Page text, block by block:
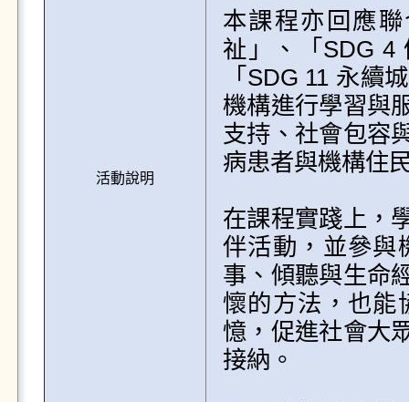
活動說明
本課程亦回應
祉」、「SDG 4
「SDG 11 永續
機構進行學習與
支持、社會包容
病患者與機構住
在課程實踐上，
伴活動，並參與
事、傾聽與生命
懷的方法，也能
憶，促進社會大
接納。